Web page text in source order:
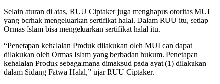
Selain aturan di atas, RUU Ciptaker juga menghapus otoritas MUI
yang berhak mengeluarkan sertifikat halal. Dalam RUU itu, setiap
Ormas Islam bisa mengeluarkan sertifikat halal itu.
“Penetapan kehalalan Produk dilakukan oleh MUI dan dapat
dilakukan oleh Ormas Islam yang berbadan hukum. Penetapan
kehalalan Produk sebagaimana dimaksud pada ayat (1) dilakukan
dalam Sidang Fatwa Halal,” ujar RUU Ciptaker.